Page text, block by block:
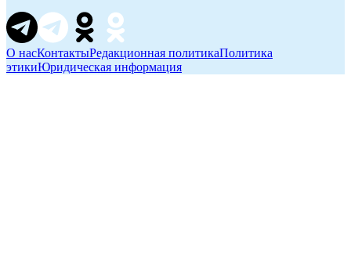
О насКонтактыРедакционная политикаПолитика
этикиЮридическая информация